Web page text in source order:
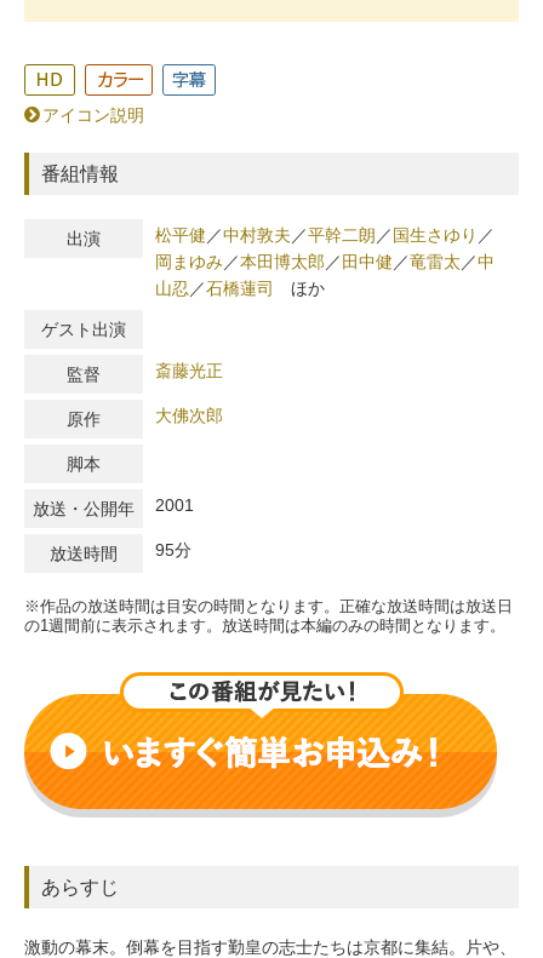
アイコン説明
番組情報
出演 松平健 ／中村敦夫 ／平幹二朗 ／国生さゆり ／
岡まゆみ ／本田博太郎 ／ 田中健 ／竜雷太 ／中
山忍 ／石橋蓮司 ほか
ゲスト出演
監督 斎藤光正
原作 大佛次郎
脚本
放送・公開年 2001
放送時間 95分
※作品の放送時間は目安の時間となります。正確な放送時間は放送日
の1週間前に表示されます。放送時間は本編のみの時間となります。
あらすじ
激動の幕末。倒幕を目指す勤皇の志士たちは京都に集結。片や、